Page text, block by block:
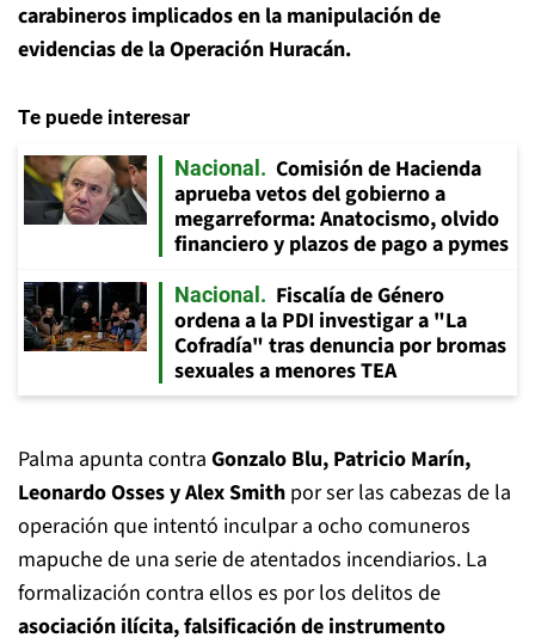
carabineros implicados en la manipulación de
evidencias de la Operación Huracán.
Te puede interesar
Nacional
Comisión de Hacienda
aprueba vetos del gobierno a
megarreforma: Anatocismo, olvido
financiero y plazos de pago a pymes
Nacional
Fiscalía de Género
ordena a la PDI investigar a "La
Cofradía" tras denuncia por bromas
sexuales a menores TEA
Palma apunta contra Gonzalo Blu, Patricio Marín,
Leonardo Osses y Alex Smith por ser las cabezas de la
operación que intentó inculpar a ocho comuneros
mapuche de una serie de atentados incendiarios. La
formalización contra ellos es por los delitos de
asociación ilícita, falsificación de instrumento